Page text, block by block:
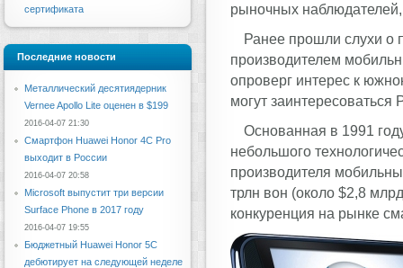
рыночных
Ранее прошли слухи о
производителем
опроверг интерес к
могут заинтересоваться
Основанная в 1991
небольшого
производителя
трлн вон (около $2,8
конкуренция на рынке
сертификата
Последние новости
Металлический десятиядерник
Vernee Apollo Lite оценен в $199
2016-04-07 21:30
Смартфон Huawei Honor 4C Pro
выходит в России
2016-04-07 20:58
Microsoft выпустит три версии
Surface Phone в 2017 году
2016-04-07 19:55
Бюджетный Huawei Honor 5C
дебютирует на следующей неделе